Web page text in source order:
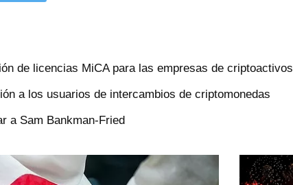
de licencias MiCA para las empresas de criptoactivos
a los usuarios de intercambios de criptomonedas
a Sam Bankman-Fried